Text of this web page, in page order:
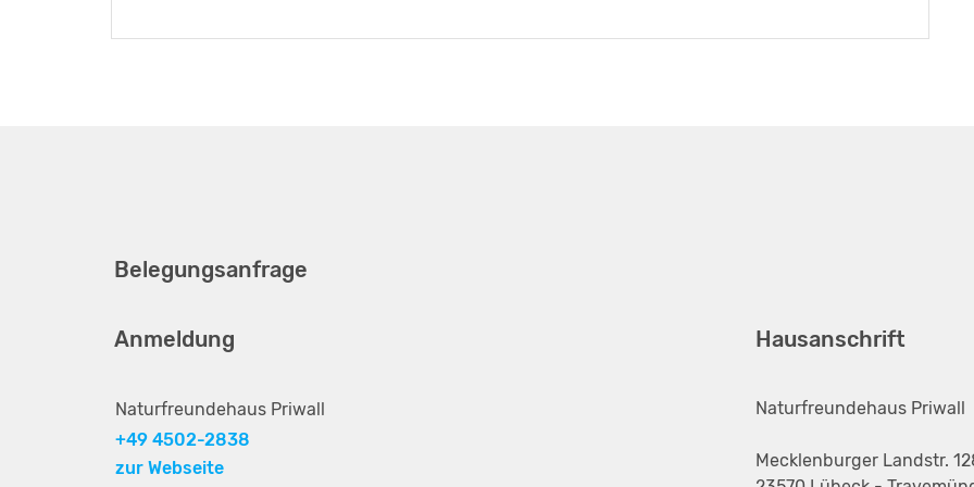
Belegungsanfrage
Anmeldung
Naturfreundehaus Priwall
+49 4502-2838
zur Webseite
Hausanschrift
Naturfreundehaus Priwall
Mecklenburger Landstr.